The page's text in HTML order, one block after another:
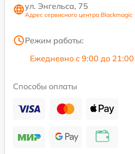
ул. Энгельса, 75
Адрес сервисного центра Blackmagic
Режим работы:
Ежедневно с 9:00 до 21:00
Способы оплаты